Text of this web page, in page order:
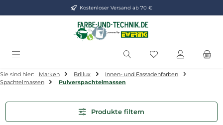
Zum Hauptinhalt springenKostenloser Versand ab 70 €
Du hast 0
Sie sind hier: Marken Brillux
Innen- und Fassadenfarben
Spachtelmassen
Pulverspachtelmassen
Produkte filtern